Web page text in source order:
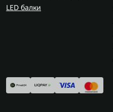
LED балки